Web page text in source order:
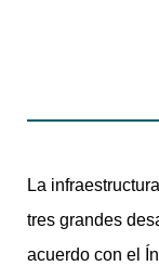
La
tres grandes
acuerdo con el